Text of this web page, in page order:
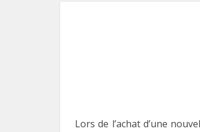
Lors de l’achat d’une